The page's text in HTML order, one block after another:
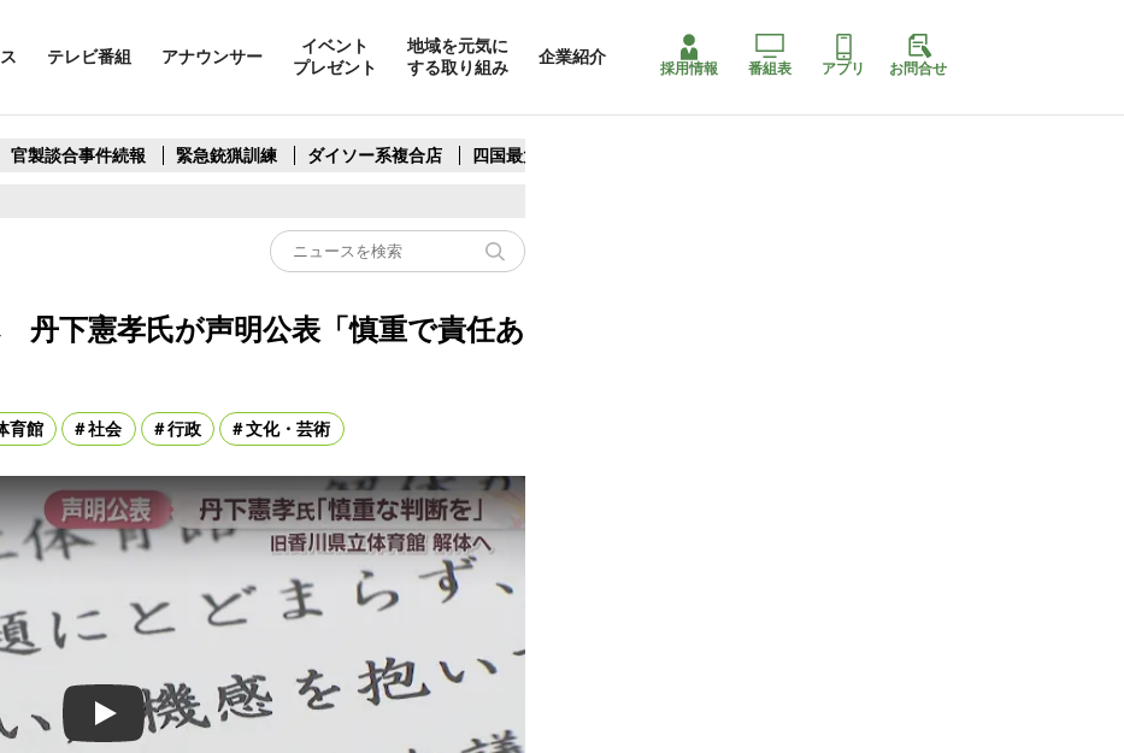
テレビ番組 アナウンサー
イベント
プレゼント
地域を元気に
する取り組み
企業紹介
採用情報 番組表 アプリ お問合せ
官製談合事件続報 緊急銃猟訓練 ダイソー系複合店 四国最大スリコ
丹下憲孝氏が声明公表「慎重で責任あ
育館 社会 行政 文化・芸術
Play